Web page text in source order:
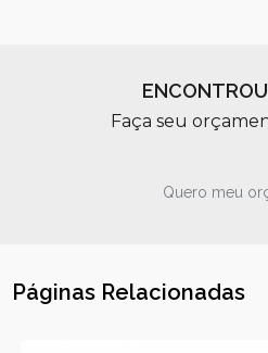
Faça seu
Quero meu
Páginas Relacionadas